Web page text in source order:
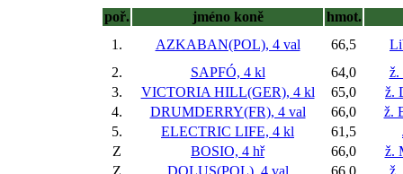
poř. jméno koně
hmot.
1.
AZKABAN(POL), 4 val 66,5
2.
SAPFÓ, 4 kl 64,0
ž.
3.
VICTORIA HILL(GER), 4 kl 65,0
ž.
4.
DRUMDERRY(FR), 4 val 66,0
ž.
5.
ELECTRIC LIFE, 4 kl 61,5
Z
BOSIO, 4 hř 66,0
ž.
Z
DOLUS(POL), 4 val 66,0
ž.